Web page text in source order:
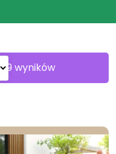
wynikówSorted
by